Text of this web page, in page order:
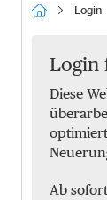
Login
Login
Diese
Ab